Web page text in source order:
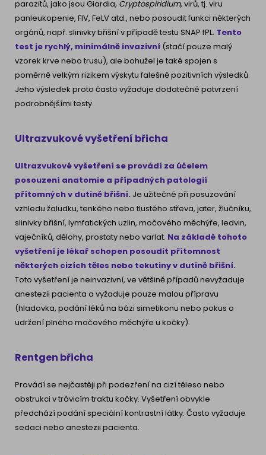
parazitů, jako jsou Giardia, Cryptospiridium, virů, tj. viru
panleukopenie, FIV, FeLV atd., nebo posoudit funkci některých
orgánů, např. slinivky břišní v případě testu SNAP fPL. Tento
test je rychlý, minimálně invazivní (stačí pouze malý
vzorek krve nebo trusu), ale bohužel je také spojen s
poměrně velkým rizikem výskytu falešně pozitivních výsledků.
Jeho výsledek proto často vyžaduje dodatečné potvrzení
podrobnějšími testy.
Ultrazvukové vyšetření břicha
Ultrazvukové vyšetření se provádí za účelem
posouzení anatomie a případných patologií
přítomných v dutině břišní. Je užitečné při posuzování
vzhledu žaludku, tenkého nebo tlustého střeva, jater, žlučníku,
slinivky břišní, lymfatických uzlin, močového měchýře, ledvin,
vaječníků, dělohy, prostaty nebo varlat. Na základě tohoto
vyšetření je lékař schopen posoudit přítomnost
některých cizích těles nebo tekutiny v dutině břišní.
Toto vyšetření je neinvazivní, ve většině případů nevyžaduje
anestezii pacienta a vyžaduje pouze malou přípravu
(hladovka, podání léků na bázi simetikonu nebo pokus o
udržení plného močového měchýře u kočky).
Rentgen břicha
Provádí se nejčastěji při podezření na cizí těleso nebo
obstrukci v trávicím traktu kočky. Vyšetření obvykle
předchází podání speciální kontrastní látky. Často vyžaduje
sedaci nebo anestezii pacienta.